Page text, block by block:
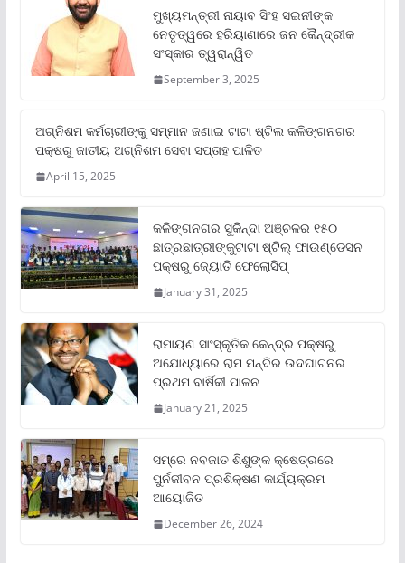
ମୁଖ୍ୟମନ୍ତ୍ରୀ ନାୟାବ ସିଂହ ସଇନୀଙ୍କ
ନେତୃତ୍ୱରେ ହରିୟାଣାରେ ଜନ କୈନ୍ଦ୍ରୀକ
ସଂସ୍କାର ତ୍ୱରାନ୍ୱିତ
September 3, 2025
ଅଗ୍ନିଶମ କର୍ମଚାରୀଙ୍କୁ ସମ୍ମାନ ଜଣାଇ ଟାଟା ଷ୍ଟିଲ କଳିଙ୍ଗନଗର
ପକ୍ଷରୁ ଜାତୀୟ ଅଗ୍ନିଶମ ସେବା ସପ୍ତାହ ପାଳିତ
April 15, 2025
କଳିଙ୍ଗନଗର ସୁକିନ୍ଦା ଅଞ୍ଚଳର ୧୫୦
ଛାତ୍ରଛାତ୍ରୀଙ୍କୁଟାଟା ଷ୍ଟିଲ୍ ଫାଉଣ୍ଡେସନ
ପକ୍ଷରୁ ଜ୍ୟୋତି ଫେଲୋସିପ୍‌
January 31, 2025
ରାମାୟଣ ସାଂସ୍କୃତିକ କେନ୍ଦ୍ର ପକ୍ଷରୁ
ଅଯୋଧ୍ୟାରେ ରାମ ମନ୍ଦିର ଉଦଘାଟନର
ପ୍ରଥମ ବାର୍ଷିକୀ ପାଳନ
January 21, 2025
ସମ୍‌ରେ ନବଜାତ ଶିଶୁଙ୍କ କ୍ଷେତ୍ରରେ
ପୁର୍ନଜୀବନ ପ୍ରଶିକ୍ଷଣ କାର୍ଯ୍ୟକ୍ରମ
ଆୟୋଜିତ
December 26, 2024